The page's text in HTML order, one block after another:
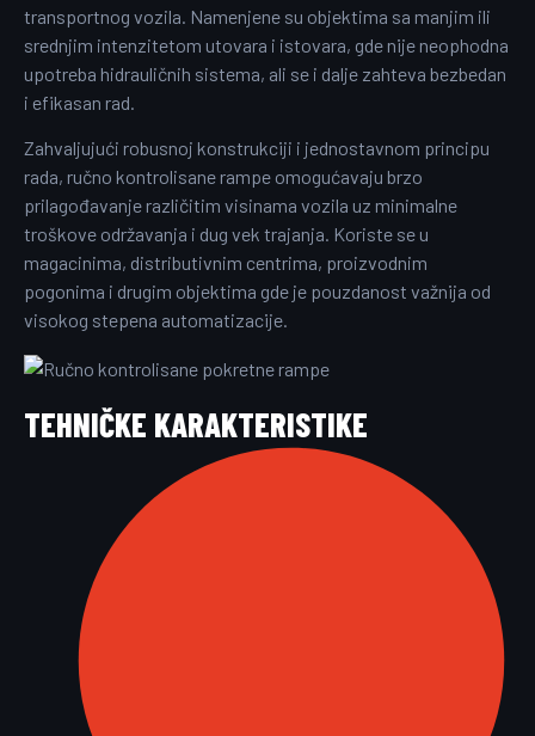
transportnog vozila. Namenjene su objektima sa manjim ili
srednjim intenzitetom utovara i istovara, gde nije neophodna
upotreba hidrauličnih sistema, ali se i dalje zahteva bezbedan
i efikasan rad.
Zahvaljujući robusnoj konstrukciji i jednostavnom principu
rada, ručno kontrolisane rampe omogućavaju brzo
prilagođavanje različitim visinama vozila uz minimalne
troškove održavanja i dug vek trajanja. Koriste se u
magacinima, distributivnim centrima, proizvodnim
pogonima i drugim objektima gde je pouzdanost važnija od
visokog stepena automatizacije.
TEHNIČKE KARAKTERISTIKE